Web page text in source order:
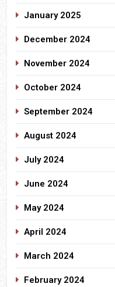
January 2025
December 2024
November 2024
October 2024
September 2024
August 2024
July 2024
June 2024
May 2024
April 2024
March 2024
February 2024